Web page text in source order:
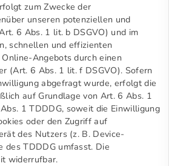
zum Zwecke der
unseren potenziellen und
6 Abs. 1 lit. b DSGVO) und im
schnellen und effizienten
Angebots durch einen
(Art. 6 Abs. 1 lit. f DSGVO). Sofern
abgefragt wurde, erfolgt die
auf Grundlage von Art. 6 Abs. 1
1 TDDDG, soweit die Einwilligung
oder den Zugriff auf
des Nutzers (z. B. Device-
des TDDDG umfasst. Die
widerrufbar.